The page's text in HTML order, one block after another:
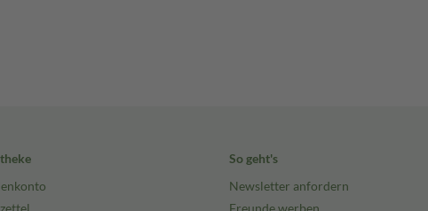
So geht's
Newsletter anfordern
Freunde werben